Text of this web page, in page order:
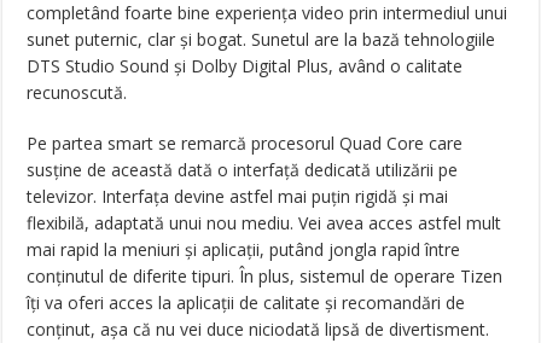
completând foarte bine experiența video prin intermediul unui
sunet puternic, clar și bogat. Sunetul are la bază tehnologiile
DTS Studio Sound și Dolby Digital Plus, având o calitate
recunoscută.
Pe partea smart se remarcă procesorul Quad Core care
susține de această dată o interfață dedicată utilizării pe
televizor. Interfața devine astfel mai puțin rigidă și mai
flexibilă, adaptată unui nou mediu. Vei avea acces astfel mult
mai rapid la meniuri și aplicații, putând jongla rapid între
conținutul de diferite tipuri. În plus, sistemul de operare Tizen
îți va oferi acces la aplicații de calitate și recomandări de
conținut, așa că nu vei duce niciodată lipsă de divertisment.